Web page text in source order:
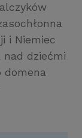
i Niemiec
nad dziećmi
domena